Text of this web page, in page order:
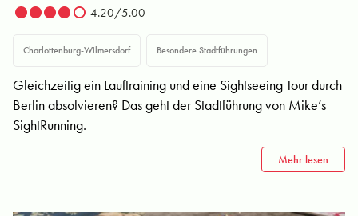
4.20/5.00
Charlottenburg-Wilmersdorf Besondere Stadtführungen
Gleichzeitig ein Lauftraining und eine Sightseeing Tour durch
Berlin absolvieren? Das geht der Stadtführung von Mike’s
SightRunning.
Mehr lesen